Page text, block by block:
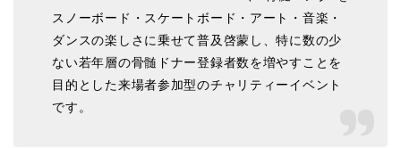
スノーボード・スケートボード・アート・音楽・
ダンスの楽しさに乗せて普及啓蒙し、特に数の少
ない若年層の骨髄ドナー登録者数を増やすことを
目的とした来場者参加型のチャリティーイベント
です。